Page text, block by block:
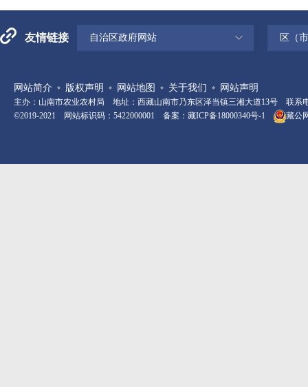
友情链接 自治区政府网站 区（
网站简介 版权声明 网站地图 关于我们 网站声明
主办：山南市农业农村局 地址：西藏山南市乃东区泽当镇三湘大道13号 联系电
©2019-2021 网站标识码：5422000001 备案： 藏ICP备18000340号-1 藏公